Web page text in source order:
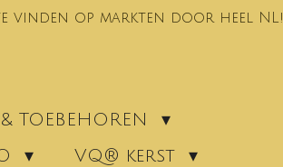
vinden op markten door heel NL!
TOEBEHOREN
VQ® kerst